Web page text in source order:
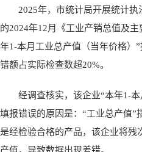
2025年，市统计局开展统计
的2024年12月《工业产销总值及
年1-本月工业总产值（当年价格）
错额占实际检查数超20%。
经调查核实，该企业“本年1-
填报错误的原因是：“工业总产值”
是经检验合格的产品，该企业将残